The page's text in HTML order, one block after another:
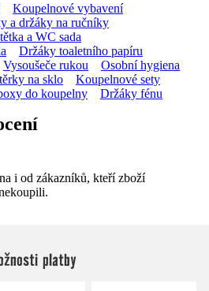
Koupelnové vybavení
a držáky na ručníky
a WC sada
Držáky toaletního papíru
Vysoušeče rukou
Osobní hygiena
na sklo
Koupelnové sety
do koupelny Držáky fénu
i od zákazníků, kteří zboží
platby